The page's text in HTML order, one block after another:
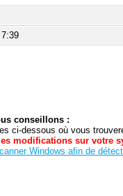
conseillons :
ci-dessous où vous
modifications sur votre
Windows afin de